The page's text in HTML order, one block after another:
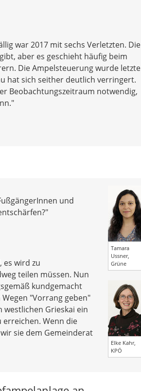
war 2017 mit sechs Verletzten. Die
aber es geschieht häufig beim
Die Ampelsteuerung wurde letzte
hat sich seither deutlich verringert.
Beobachtungszeitraum notwendig,
Tamara
Ussner,
Grüne
Elke Kahr,
KPÖ
und
es wird zu
teilen müssen. Nun
kundgemacht
"Vorrang geben"
Grieskai ein
erreichen. Wenn die
sie dem Gemeinderat